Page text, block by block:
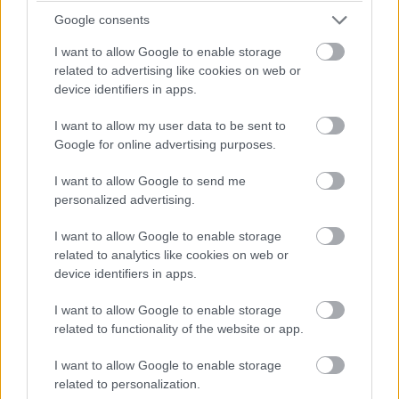
Google consents
I want to allow Google to enable storage
related to advertising like cookies on web or
device identifiers in apps.
I want to allow my user data to be sent to
Google for online advertising purposes.
I want to allow Google to send me
personalized advertising.
I want to allow Google to enable storage
related to analytics like cookies on web or
device identifiers in apps.
I want to allow Google to enable storage
related to functionality of the website or app.
I want to allow Google to enable storage
related to personalization.
A kormányzati beavatkozástól tartó felvetésekre pedig a
cupertinóiak válasza az, hogy a cég nem egyezne bele
semmilyen kérésbe, amely a szűrés kiterjesztésére,
vagyis más jellegű tartalmak megfigyelésére szólítaná
A pedofilszűrő fontos funkciója, hogy megjelöli a
gyermekporográfia birtoklásával lebuktatott
felhasználókat, akiket az azonosítás után a cég jelent az
Központjánál. Erről értesülve többen is felvetették, hogy
milyen súlyos következményekkel járna egy téves
bejelentés, az Apple azonban ettől sem tart.
A vállalat szerint a hibás megjelölés esélye évente
megtörténik, a feljelentés megtételét ugyanis minden
esetben "emberi felülvizsgálat" előzi majd meg.